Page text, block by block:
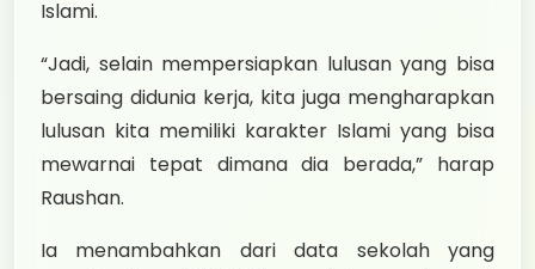
Islami.
“Jadi, selain mempersiapkan lulusan yang bisa
bersaing didunia kerja, kita juga mengharapkan
lulusan kita memiliki karakter Islami yang bisa
mewarnai tepat dimana dia berada,” harap
Raushan.
Ia menambahkan dari data sekolah yang